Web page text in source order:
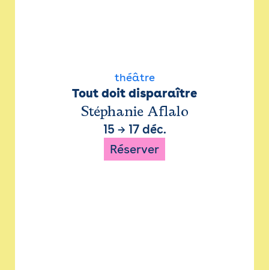
théâtre
Tout doit disparaître
Stéphanie Aflalo
15 → 17 déc.
Réserver